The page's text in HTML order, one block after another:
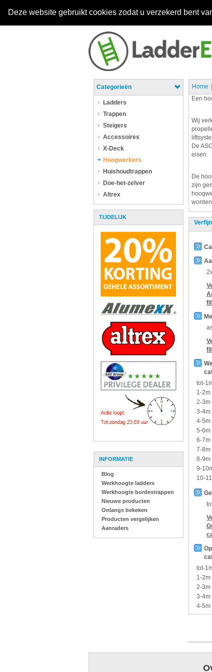
Deze website gebruikt cookies zodat u verzekerd bent
Categorieën
Ladders
Trappen
Steigers
Accessoires
X-Deck
Hoogwerkers
Huishoudtrappen
Doe-het-zelver
Altrex
TIJDELIJK
INFORMATIE
Blog
Werkhoogte ladders
Werkhoogte bordestrappen
Nieuwe producten
Onlangs bekeken
Producten vergelijken
Aanraders
Home
Een
Wij
De
eisen.
De
zijn
tot-
1-2m
2-3m
3-4m
4-5m
5-6m
6-7m
7-8m
8-9m
9-
10-
tot-
1-2m
2-3m
3-4m
4-5m